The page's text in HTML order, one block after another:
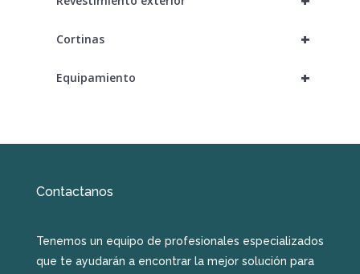
+
Cortinas
+
Equipamiento
Contactanos
Tenemos un equipo de profesionales especializados
que te ayudarán a encontrar la mejor solución para